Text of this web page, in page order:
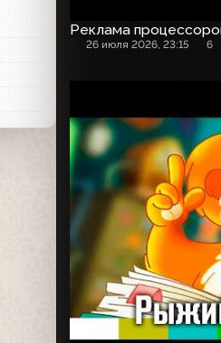
Реклама
26 июля 2026, 23:15 6